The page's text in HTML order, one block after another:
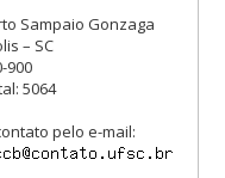
Sampaio Gonzaga
– SC
900
5064
pelo e-mail: